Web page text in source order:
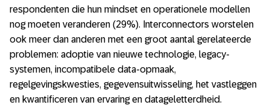
respondenten die hun mindset en operationele modellen
nog moeten veranderen (29%). Interconnectors worstelen
ook meer dan anderen met een groot aantal gerelateerde
problemen: adoptie van nieuwe technologie, legacy-
systemen, incompatibele data-opmaak,
regelgevingskwesties, gegevensuitwisseling, het vastleggen
en kwantificeren van ervaring en datageletterdheid.